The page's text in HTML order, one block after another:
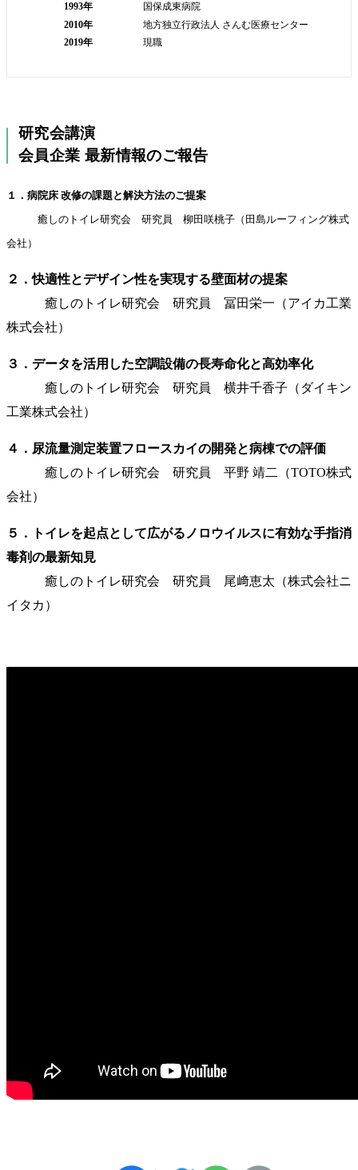
1993年
国保成東病院
2010年
地方独立行政法人 さんむ医療センター
2019年
現職
研究会講演
会員企業 最新情報のご報告
１．病院床 改修の課題と解決方法のご提案
癒しのトイレ研究会 研究員 柳田咲桃子（田島ルーフィング株式
会社）
２．快適性とデザイン性を実現する壁面材の提案
癒しのトイレ研究会 研究員 冨田栄一（アイカ工業
株式会社）
３．データを活用した空調設備の長寿命化と高効率化
癒しのトイレ研究会 研究員 横井千香子（ダイキン
工業株式会社）
４．尿流量測定装置フロースカイの開発と病棟での評価
癒しのトイレ研究会 研究員 平野 靖二（TOTO株式
会社）
５．トイレを起点として広がるノロウイルスに有効な手指消
毒剤の最新知見
癒しのトイレ研究会 研究員 尾﨑恵太（株式会社ニ
イタカ）